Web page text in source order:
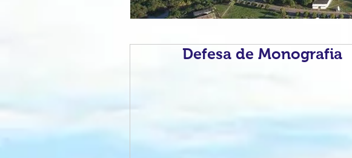
Defesa de Monografia